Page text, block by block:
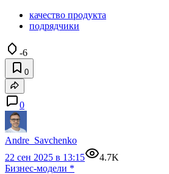
качество продукта
подрядчики
-6
0
0
Andre_Savchenko
22 сен 2025 в 13:15
4.7K
Бизнес-модели *